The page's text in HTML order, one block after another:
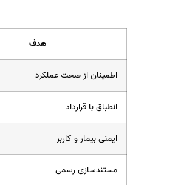
هدف
اطمینان از صحت عملکرد
انطباق با قرارداد
ایمنی بیمار و کاربر
مستندسازی رسمی